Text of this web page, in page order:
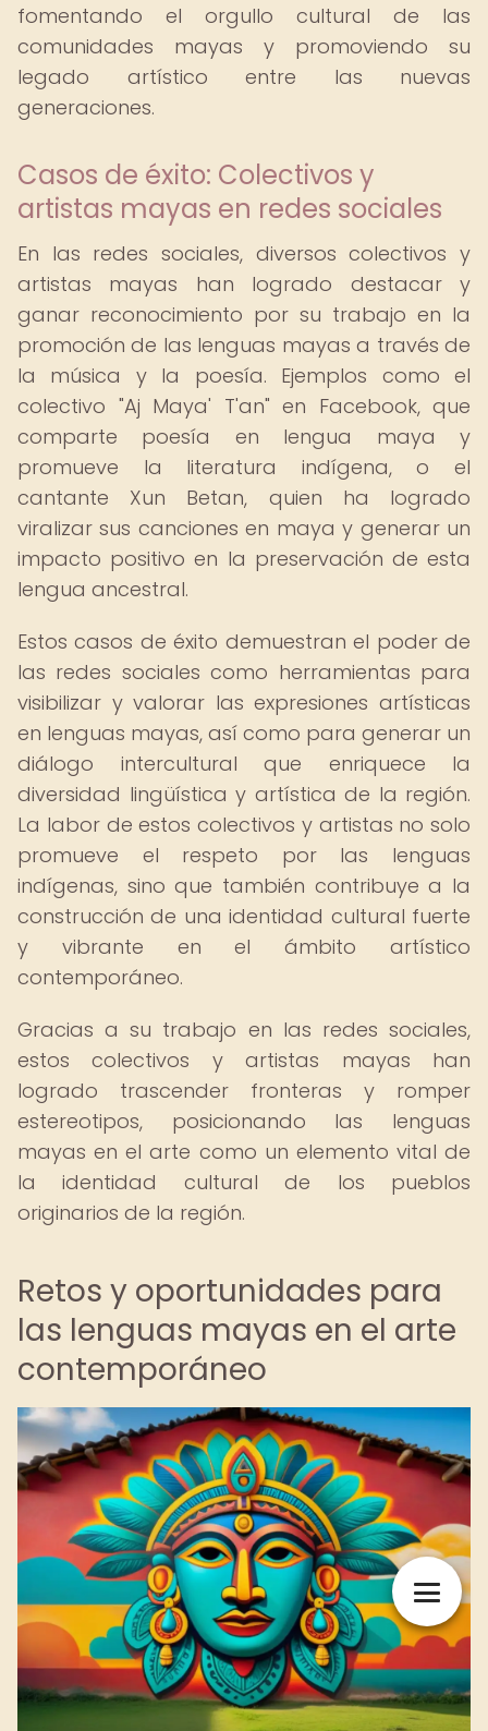
fomentando el orgullo cultural de las
comunidades mayas y promoviendo su
legado artístico entre las nuevas
generaciones.
Casos de éxito: Colectivos y
artistas mayas en redes sociales
En las redes sociales, diversos colectivos y
artistas mayas han logrado destacar y
ganar reconocimiento por su trabajo en la
promoción de las lenguas mayas a través de
la música y la poesía. Ejemplos como el
colectivo "Aj Maya' T'an" en Facebook, que
comparte poesía en lengua maya y
promueve la literatura indígena, o el
cantante Xun Betan, quien ha logrado
viralizar sus canciones en maya y generar un
impacto positivo en la preservación de esta
lengua ancestral.
Estos casos de éxito demuestran el poder de
las redes sociales como herramientas para
visibilizar y valorar las expresiones artísticas
en lenguas mayas, así como para generar un
diálogo intercultural que enriquece la
diversidad lingüística y artística de la región.
La labor de estos colectivos y artistas no solo
promueve el respeto por las lenguas
indígenas, sino que también contribuye a la
construcción de una identidad cultural fuerte
y vibrante en el ámbito artístico
contemporáneo.
Gracias a su trabajo en las redes sociales,
estos colectivos y artistas mayas han
logrado trascender fronteras y romper
estereotipos, posicionando las lenguas
mayas en el arte como un elemento vital de
la identidad cultural de los pueblos
originarios de la región.
Retos y oportunidades para
las lenguas mayas en el arte
contemporáneo